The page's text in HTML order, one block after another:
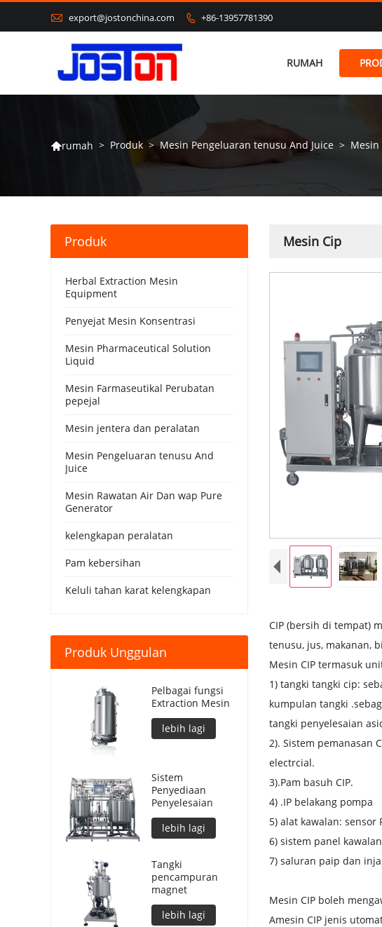
 export@jostonchina.com  +86-13957781390
RUMAH
rumah > Produk > Mesin Pengeluaran tenusu And Juice > Mesin
Mesin Cip
CIP (bersih di tempat)
tenusu, jus, makanan,
Mesin CIP termasuk
1) tangki tangki cip:
kumpulan tangki
tangki penyelesaian
2). Sistem pemanasan
electrcial.
3).Pam basuh CIP.
4) .IP belakang pompa
5) alat kawalan: sensor
6) sistem panel kawalan
7) saluran paip dan
Mesin CIP boleh
Amesin CIP jenis
Produk
Herbal Extraction Mesin
Equipment
Penyejat Mesin Konsentrasi
Mesin Pharmaceutical Solution
Liquid
Mesin Farmaseutikal Perubatan
pepejal
Mesin jentera dan peralatan
Mesin Pengeluaran tenusu And
Juice
Mesin Rawatan Air Dan wap Pure
Generator
kelengkapan peralatan
Pam kebersihan
Keluli tahan karat kelengkapan
Produk Unggulan
Pelbagai fungsi
Extraction Mesin
lebih lagi
Sistem
Penyediaan
Penyelesaian
lebih lagi
Tangki
pencampuran
magnet
lebih lagi